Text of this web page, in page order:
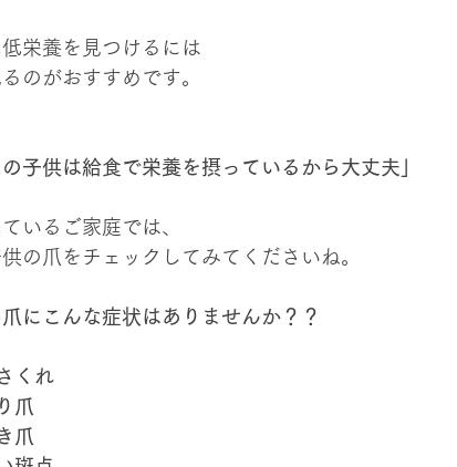
栄養を見つけるには
のがおすすめです。
の子供は給食で栄養を摂っているから大丈夫」
いるご家庭では、
の爪をチェックしてみてくださいね。
にこんな症状はありませんか？？
くれ
爪
爪